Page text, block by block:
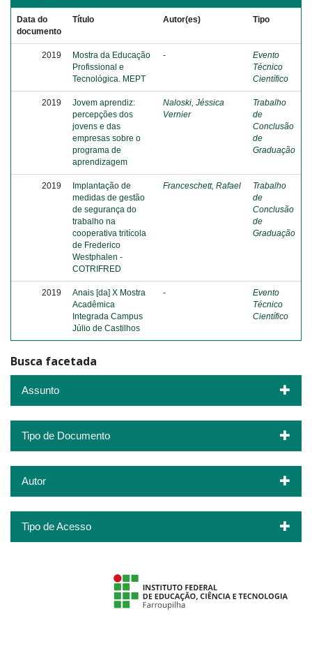
Data do
documento
Título Autor(es) Tipo
2019
Mostra da Educação
Profissional e
Tecnológica. MEPT
-
Evento
Técnico
Científico
2019
Jovem aprendiz:
percepções dos
jovens e das
empresas sobre o
programa de
aprendizagem
Naloski, Jéssica
Vernier
Trabalho
de
Conclusão
de
Graduação
2019
Implantação de
medidas de gestão
de segurança do
trabalho na
cooperativa tritícola
de Frederico
Westphalen -
COTRIFRED
Franceschett, Rafael
Trabalho
de
Conclusão
de
Graduação
2019
Anais [da] X Mostra
Acadêmica
Integrada Campus
Júlio de Castilhos
-
Evento
Técnico
Científico
Busca facetada
Assunto
Tipo de Documento
Autor
Tipo de Acesso